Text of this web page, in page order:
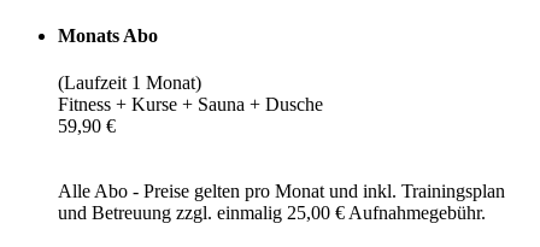
Monats Abo
(Laufzeit 1 Monat)
Fitness + Kurse + Sauna + Dusche
59,90 €
Alle Abo - Preise gelten pro Monat und inkl. Trainingsplan
und Betreuung zzgl. einmalig 25,00 € Aufnahmegebühr.